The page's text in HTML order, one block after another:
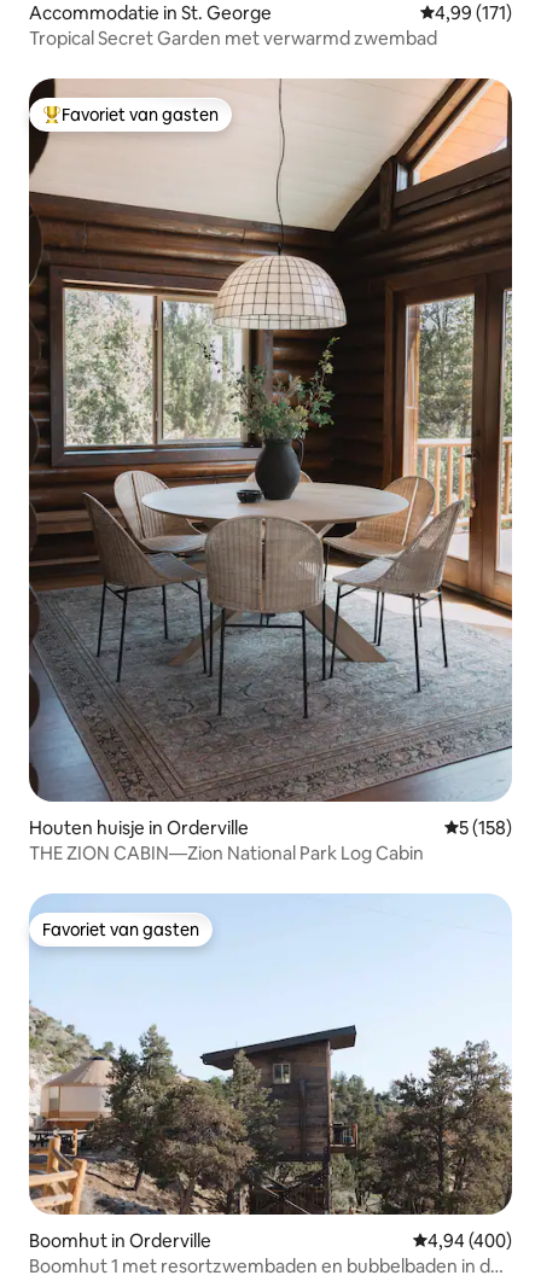
Accommodatie in St. George Gemiddelde
4,99 (171)
Tropical Secret Garden met verwarmd zwembad
Topfavoriet van gasten
Favoriet van gasten
Houten huisje in Orderville
5 (158)
THE ZION CABIN—Zion National Park Log Cabin
Favoriet van gasten
Favoriet van gasten
Boomhut in Orderville Gemiddelde
4,94 (400)
Boomhut 1 met resortzwembaden en bubbelbaden in de